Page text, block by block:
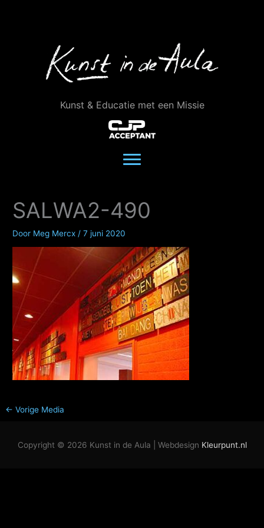
Kunst & Educatie met een Missie
SALWA2-490
Door Meg Mercx /7 juni 2020
← Vorige Media
Copyright © 2026 Kunst in de Aula | Webdesign Kleurpunt.nl